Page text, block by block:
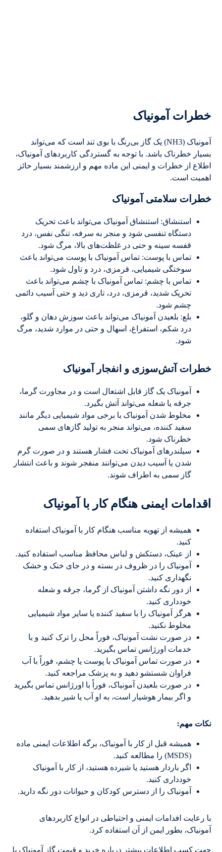
خطرات آمونیاک
آمونیاک (NH3) یک گاز بی‌رنگ با بوی تند است که می‌تواند
بسیار خطرناک باشد. با توجه به گستردگی کاربردهای آمونیاک،
اطلاع از خطرات و ایمنی این ماده مهم و ارزشمند بسیار حائز
اهمیت است.
خطرات سلامتی آمونیاک
استنشاق: استنشاق آمونیاک می‌تواند باعث تحریک
دستگاه تنفسی شود و منجر به سرفه، تنگی نفس، درد
قفسه سینه و حتی در غلظت‌های بالا، مرگ شود.
تماس با پوست: تماس آمونیاک با پوست می‌تواند باعث
سوختگی شیمیایی، قرمزی، درد و تاول شود.
تماس با چشم: تماس آمونیاک با چشم می‌تواند باعث
تحریک شدید، قرمزی، درد، تاری دید و حتی آسیب دائمی
چشم شود.
بلع: بلعیدن آمونیاک می‌تواند باعث سوزش دهان و گلو،
درد شکم، استفراغ، اسهال و حتی در موارد شدید، مرگ
شود.
خطرات آتش‌سوزی و انفجار آمونیاک
آمونیاک یک گاز قابل اشتعال است و در مجاورت گرما،
جرقه یا شعله می‌تواند آتش بگیرد.
مخلوط شدن آمونیاک با برخی مواد شیمیایی دیگر مانند
سفید کننده، می‌تواند منجر به تولید گازهای سمی
خطرناک شود.
سیلندرهای آمونیاک تحت فشار هستند و در صورت گرم
شدن یا آسیب دیدن می‌توانند منفجر شوند و باعث انتشار
گاز سمی به اطراف شوند.
اقدامات ایمنی هنگام کار با آمونیاک
همیشه از تهویه مناسب هنگام کار با آمونیاک استفاده
کنید.
از عینک، دستکش و لباس محافظ مناسب استفاده کنید.
آمونیاک را در ظروف در بسته و در جای خنک و خشک
نگهداری کنید.
از دور نگه داشتن آمونیاک از گرما، جرقه و شعله
خودداری کنید.
هرگز آمونیاک را با سفید کننده یا سایر مواد شیمیایی
مخلوط نکنید.
در صورت نشت آمونیاک، فوراً محل را ترک کنید و با
خدمات اورژانس تماس بگیرید.
در صورت تماس آمونیاک با پوست یا چشم، فوراً با آب
فراوان شستشو دهید و به پزشک مراجعه کنید.
در صورت بلعیدن آمونیاک، فوراً با اورژانس تماس بگیرید
و اگر بیمار هوشیار است، به او آب یا شیر بدهید.
نکات مهم:
همیشه قبل از کار با آمونیاک، برگه اطلاعات ایمنی ماده
(MSDS) را مطالعه کنید.
اگر باردار هستید یا شیرده هستید، از کار با آمونیاک
خودداری کنید.
آمونیاک را از دسترس کودکان و حیوانات دور نگه دارید.
با رعایت افدامات ایمنی و احتیاطی در انواع کاربردهای
آمونیاک، بطور ایمن از آن استفاده کرد.
جهت کسب اطلاعات بیشتر درباره خرید و قیمت گاز آمونیاک با